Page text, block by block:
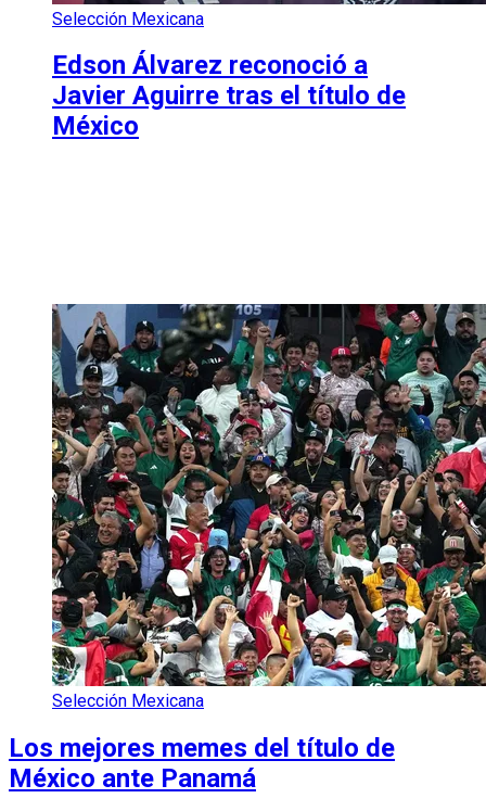
Selección Mexicana
Edson Álvarez reconoció a
Javier Aguirre tras el título de
México
Selección Mexicana
Los mejores memes del título de
México ante Panamá